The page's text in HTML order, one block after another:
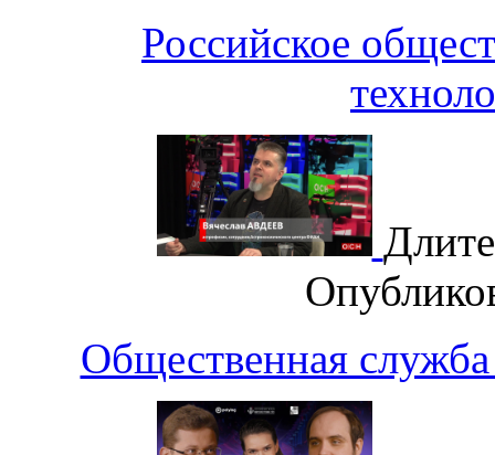
Российское
Общественная